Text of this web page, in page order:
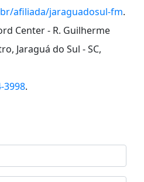
afiliada/jaraguadosul-fm.
Center - R. Guilherme
Jaraguá do Sul - SC,
3998.